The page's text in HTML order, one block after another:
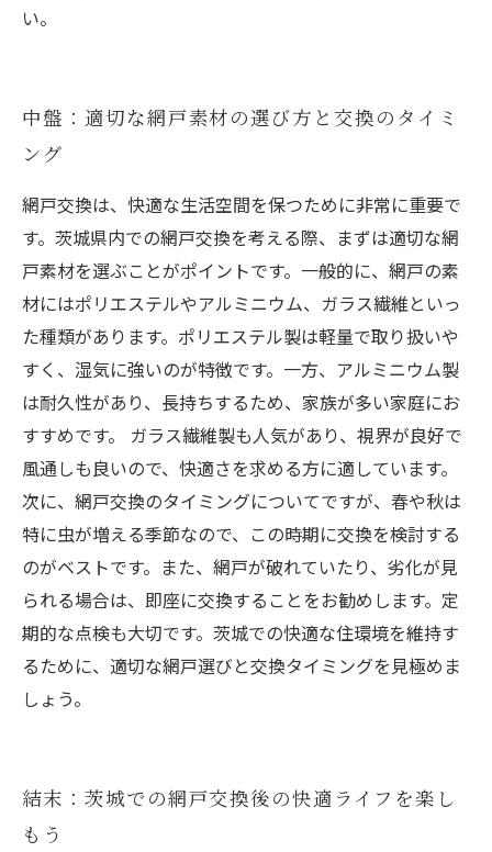
い。
中盤：適切な網戸素材の選び方と交換のタイミ
ング
網戸交換は、快適な生活空間を保つために非常に重要で
す。茨城県内での網戸交換を考える際、まずは適切な網
戸素材を選ぶことがポイントです。一般的に、網戸の素
材にはポリエステルやアルミニウム、ガラス繊維といっ
た種類があります。ポリエステル製は軽量で取り扱いや
すく、湿気に強いのが特徴です。一方、アルミニウム製
は耐久性があり、長持ちするため、家族が多い家庭にお
すすめです。 ガラス繊維製も人気があり、視界が良好で
風通しも良いので、快適さを求める方に適しています。
次に、網戸交換のタイミングについてですが、春や秋は
特に虫が増える季節なので、この時期に交換を検討する
のがベストです。また、網戸が破れていたり、劣化が見
られる場合は、即座に交換することをお勧めします。定
期的な点検も大切です。茨城での快適な住環境を維持す
るために、適切な網戸選びと交換タイミングを見極めま
しょう。
結末：茨城での網戸交換後の快適ライフを楽し
もう